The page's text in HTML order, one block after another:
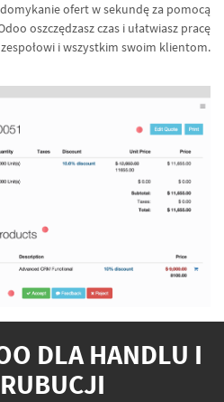
ofert w sekundę za pomocą
oszczędzasz czas i ułatwiasz pracę
i wszystkim swoim klientom.
DLA HANDLU I